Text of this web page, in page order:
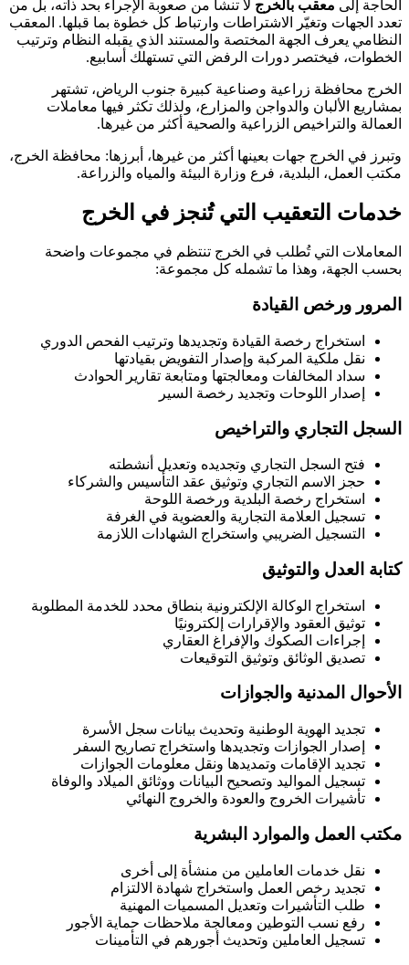
الحاجة إلى معقب بالخرج لا تنشأ من صعوبة الإجراء بحد ذاته، بل من
تعدد الجهات وتغيّر الاشتراطات وارتباط كل خطوة بما قبلها. المعقب
النظامي يعرف الجهة المختصة والمستند الذي يقبله النظام وترتيب
الخطوات، فيختصر دورات الرفض التي تستهلك أسابيع.
الخرج محافظة زراعية وصناعية كبيرة جنوب الرياض، تشتهر
بمشاريع الألبان والدواجن والمزارع، ولذلك تكثر فيها معاملات
العمالة والتراخيص الزراعية والصحية أكثر من غيرها.
وتبرز في الخرج جهات بعينها أكثر من غيرها، أبرزها: محافظة الخرج،
مكتب العمل، البلدية، فرع وزارة البيئة والمياه والزراعة.
خدمات التعقيب التي تُنجز في الخرج
المعاملات التي تُطلب في الخرج تنتظم في مجموعات واضحة
بحسب الجهة، وهذا ما تشمله كل مجموعة:
المرور ورخص القيادة
استخراج رخصة القيادة وتجديدها وترتيب الفحص الدوري
نقل ملكية المركبة وإصدار التفويض بقيادتها
سداد المخالفات ومعالجتها ومتابعة تقارير الحوادث
إصدار اللوحات وتجديد رخصة السير
السجل التجاري والتراخيص
فتح السجل التجاري وتجديده وتعديل أنشطته
حجز الاسم التجاري وتوثيق عقد التأسيس والشركاء
استخراج رخصة البلدية ورخصة اللوحة
تسجيل العلامة التجارية والعضوية في الغرفة
التسجيل الضريبي واستخراج الشهادات اللازمة
كتابة العدل والتوثيق
استخراج الوكالة الإلكترونية بنطاق محدد للخدمة المطلوبة
توثيق العقود والإقرارات إلكترونيًا
إجراءات الصكوك والإفراغ العقاري
تصديق الوثائق وتوثيق التوقيعات
الأحوال المدنية والجوازات
تجديد الهوية الوطنية وتحديث بيانات سجل الأسرة
إصدار الجوازات وتجديدها واستخراج تصاريح السفر
تجديد الإقامات وتمديدها ونقل معلومات الجوازات
تسجيل المواليد وتصحيح البيانات ووثائق الميلاد والوفاة
تأشيرات الخروج والعودة والخروج النهائي
مكتب العمل والموارد البشرية
نقل خدمات العاملين من منشأة إلى أخرى
تجديد رخص العمل واستخراج شهادة الالتزام
طلب التأشيرات وتعديل المسميات المهنية
رفع نسب التوطين ومعالجة ملاحظات حماية الأجور
تسجيل العاملين وتحديث أجورهم في التأمينات